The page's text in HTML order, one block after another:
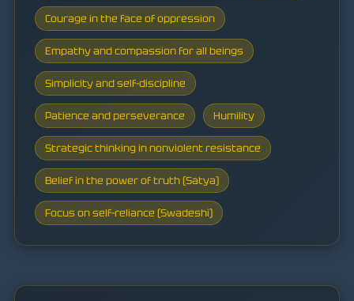
Courage in the face of oppression
Empathy and compassion for all beings
Simplicity and self-discipline
Patience and perseverance Humility
Strategic thinking in nonviolent resistance
Belief in the power of truth (Satya)
Focus on self-reliance (Swadeshi)